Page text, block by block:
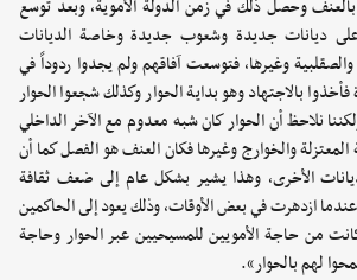
بالعنف وحصل ذلك في زمن الدولة الأموية، وبعد توسع
ديانات جديدة وشعوب جديدة وخاصة الديانات
وغيرها، فتوسعت آفاقهم ولم يجدوا ردوداً في
بالاجتهاد وهو بداية الحوار وكذلك شجعوا الحوار
نلاحظ أن الحوار كان شبه معدوم مع الآخر الداخلي
المعتزلة والخوارج وغيرها فكان العنف هو الفصل كما أن
الأخرى، وهذا يشير بشكل عام إلى ضعف ثقافة
ازدهرت في بعض الأوقات، وذلك يعود إلى الحاكمين
من حاجة الأمويين للمسيحيين عبر الحوار وحاجة
لهم بالحوار».